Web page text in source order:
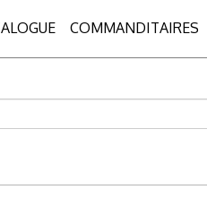
COMMANDITAIRES